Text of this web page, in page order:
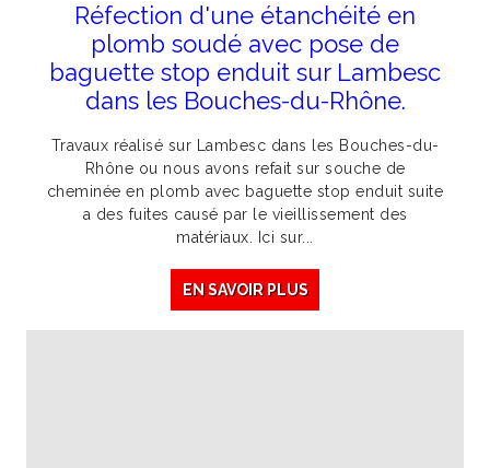
Réfection d'une étanchéité en
plomb soudé avec pose de
baguette stop enduit sur Lambesc
dans les Bouches-du-Rhône.
Travaux réalisé sur Lambesc dans les Bouches-du-
Rhône ou nous avons refait sur souche de
cheminée en plomb avec baguette stop enduit suite
a des fuites causé par le vieillissement des
matériaux. Ici sur...
EN SAVOIR PLUS